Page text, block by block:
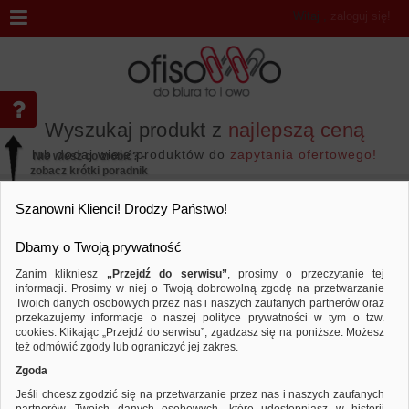
Wyszukaj produkt z najlepszą ceną
lub dodaj wiele produktów do zapytania ofertowego!
Witaj ,
Marka MOKATE
Porównaj Sortuj według
Nie wiesz co zrobić? -
zobacz krótki poradnik
Szanowni Klienci! Drodzy Państwo!
Dbamy o Twoją prywatność
Zanim klikniesz „Przejdź do serwisu”, prosimy o przeczytanie tej
informacji. Prosimy w niej o Twoją dobrowolną zgodę na przetwarzanie
Twoich danych osobowych przez nas i naszych zaufanych partnerów oraz
przekazujemy informacje o naszej polityce prywatności w tym o tzw.
cookies. Klikając „Przejdź do serwisu”, zgadzasz się na poniższe. Możesz
też odmówić zgody lub ograniczyć jej zakres.
Zgoda
Jeśli chcesz zgodzić się na przetwarzanie przez nas i naszych zaufanych